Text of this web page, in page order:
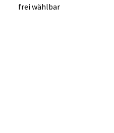
frei wählbar